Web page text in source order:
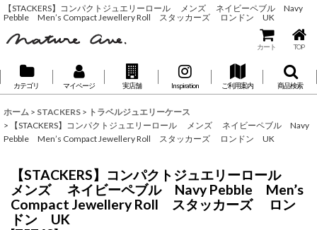
【STACKERS】コンパクトジュエリーロール メンズ ネイビーペブル Navy
Pebble Men’s Compact Jewellery Roll スタッカーズ ロンドン UK
カート TOP
カテゴリ マイページ 実店舗 Inspiration ご利用案内 商品検索
ホーム > STACKERS > トラベルジュエリーケース
>
【STACKERS】コンパクトジュエリーロール メンズ ネイビーペブル Navy
Pebble Men’s Compact Jewellery Roll スタッカーズ ロンドン UK
【STACKERS】コンパクトジュエリーロール
メンズ ネイビーペブル Navy Pebble Men’s
Compact Jewellery Roll スタッカーズ ロン
ドン UK